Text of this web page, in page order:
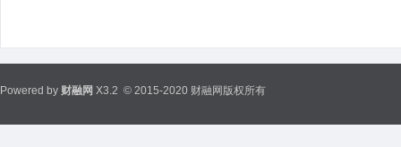
Powered by 财融网 X3.2 © 2015-2020 财融网版权所有